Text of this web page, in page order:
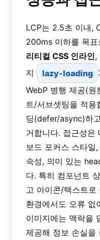
LCP는 2.5초 이내,
200ms 이하를 목표
리티컬 CSS 인라인,
지
lazy-loading
WebP 병행 제공(원
트/서브셋팅을 적용
딩(defer/async)하
거합니다. 접근성은
보드 포커스 스타일
속성, 의미 있는
다. 특히 컴포넌트
고 아이콘/텍스트로
환경에서도 오류 없
이미지에는 맥락을
제공해 정보 손실을